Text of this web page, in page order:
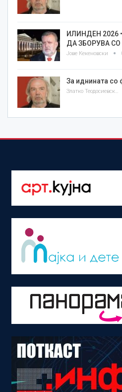
ИЛИНДЕН 2026
ДА ЗБОРУВА
Јове Кекеновски
За иднината со
Златко Теодосиевски